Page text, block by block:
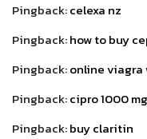
Pingback:celexa nz
Pingback:how to buy
Pingback:online
Pingback:cipro 1000
Pingback:buy claritin